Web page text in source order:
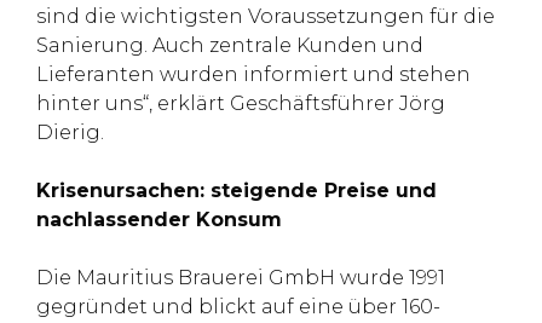
sind die wichtigsten Voraussetzungen für die
Sanierung. Auch zentrale Kunden und
Lieferanten wurden informiert und stehen
hinter uns“, erklärt Geschäftsführer Jörg
Dierig.
Krisenursachen: steigende Preise und
nachlassender Konsum
Die Mauritius Brauerei GmbH wurde 1991
gegründet und blickt auf eine über 160-